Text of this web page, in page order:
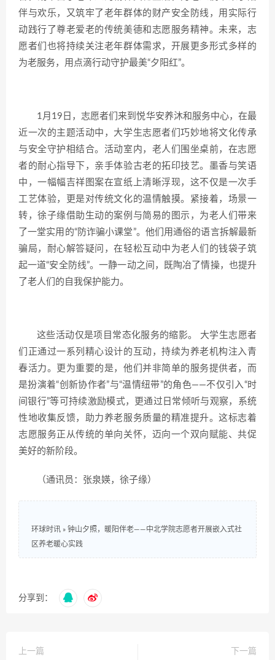
伴与欢乐，又筑牢了老年群体的财产安全防线，用实际行
动践行了尊老爱老的传统美德和志愿服务精神。未来，志
愿者们也将持续关注老年群体需求，开展更多形式多样的
为老服务，用点滴行动守护最美“夕阳红”。
1月19日，志愿者们来到悦华安养沐和服务中心，在最
近一次的主题活动中，大学生志愿者们巧妙地将文化传承
与安全守护相结合。活动室内，老人们围坐桌前，在志愿
者的耐心指导下，亲手体验古老的拓印技艺。墨香与笑语
中，一幅幅吉祥图案在宣纸上清晰浮现，这不仅是一次手
工艺体验，更是对传统文化的温情触摸。紧接着，场景一
转，徐子缘借助生动的案例与简易的图示，为老人们带来
了一堂实用的“防诈骗小课堂”。他们用通俗的语言拆解最新
骗局，耐心解答疑问，在轻松互动中为老人们的钱袋子筑
起一道“安全防线”。一静一动之间，既陶冶了情操，也提升
了老人们的自我保护能力。
这些活动仅是项目常态化服务的缩影。 大学生志愿者
们正通过一系列精心设计的互动，持续为养老机构注入青
春活力。更为重要的是，他们并非简单的服务提供者，而
是扮演着“创新协作者”与“温情纽带”的角色——不仅引入“时
间银行”等可持续激励模式，更通过日常倾听与观察，系统
性地收集反馈，助力养老服务质量的精准提升。这标志着
志愿服务正从传统的单向关怀，迈向一个双向赋能、共促
美好的新阶段。
（通讯员：张泉媖，徐子缘）
环球时讯 » 钟山夕照，暖阳伴老——中北学院志愿者开展嵌入式社
区养老暖心实践
分享到：
上一篇 下一篇